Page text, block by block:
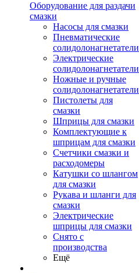
Оборудование для раздачи
смазки
Насосы для смазки
Пневматические
солидолонагнетатели
Электрические
солидолонагнетатели
Ножные и ручные
солидолонагнетатели
Пистолеты для
смазки
Шприцы для смазки
Комплектующие к
шприцам для смазки
Счетчики смазки и
расходомеры
Катушки со шлангом
для смазки
Рукава и шланги для
смазки
Электрические
шприцы для смазки
Снято с
производства
Ещё